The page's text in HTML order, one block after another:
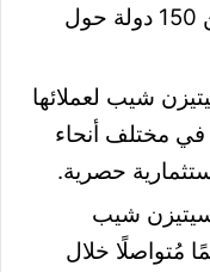
والسفر دون قيود إلى أكثر من 150 دولة حول
شيب لعملائها
في مختلف أنحاء
حصرية.
شيب
مُتواصلًا خلال